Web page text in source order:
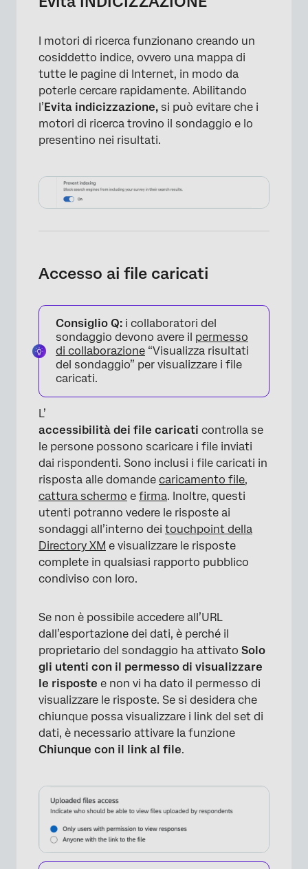
I motori di ricerca funzionano creando un
cosiddetto indice, ovvero una mappa di
tutte le pagine di Internet, in modo da
poterle cercare rapidamente. Abilitando
l’Evita indicizzazione, si può evitare che i
motori di ricerca trovino il sondaggio e lo
presentino nei risultati.
×
Accesso ai file caricati
Consiglio Q: i collaboratori del
sondaggio devono avere il permesso
di collaborazione “Visualizza risultati
del sondaggio” per visualizzare i file
caricati.
L’
accessibilità dei file caricati controlla se
le persone possono scaricare i file inviati
dai rispondenti. Sono inclusi i file caricati in
risposta alle domande caricamento file,
cattura schermo e firma. Inoltre, questi
utenti potranno vedere le risposte ai
sondaggi all’interno dei touchpoint della
Directory XM e visualizzare le risposte
complete in qualsiasi rapporto pubblico
condiviso con loro.
Se non è possibile accedere all’URL
dall’esportazione dei dati, è perché il
proprietario del sondaggio ha attivato Solo
gli utenti con il permesso di visualizzare
le risposte e non vi ha dato il permesso di
visualizzare le risposte. Se si desidera che
chiunque possa visualizzare i link del set di
dati, è necessario attivare la funzione
Chiunque con il link al file.